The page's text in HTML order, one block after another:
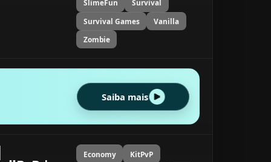
SlimeFun
Survival
Survival Games
Vanilla
Zombie
Saiba mais
Economy
KitPvP